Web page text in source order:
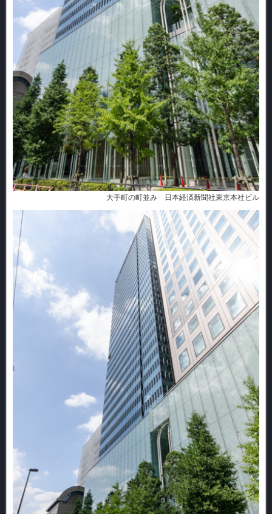
大手町の町並み 日本経済新聞社東京本社ビル